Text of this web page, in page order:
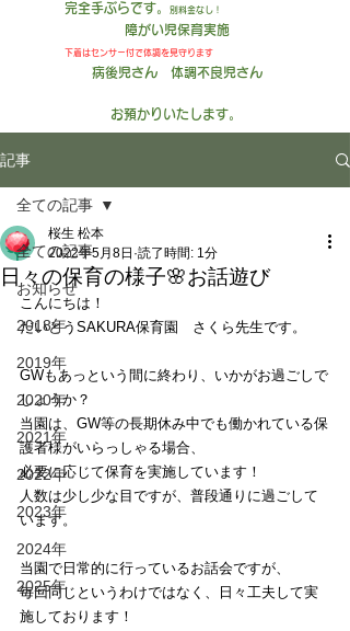
完全手ぶらです。 別料金なし！
障がい児保育実施
下着はセンサー付で体調を見守ります
病後児さん 体調不良児さん
お預かりいたします。
記事
全ての記事
お知らせ
2018年
2019年
2020年
2021年
2022年
2023年
2024年
2025年
全ての記事
日々の保育の様子🌸お話遊び
桜生 松本
2022年5月8日 読了時間: 1分
こんにちは！
だいとうSAKURA保育園　さくら先生です。
GWもあっという間に終わり、いかがお過ごしで
しょうか？
当園は、GW等の長期休み中でも働かれている保
護者様がいらっしゃる場合、
必要に応じて保育を実施しています！
人数は少し少な目ですが、普段通りに過ごして
います。
当園で日常的に行っているお話会ですが、
毎回同じというわけではなく、日々工夫して実
施しております！